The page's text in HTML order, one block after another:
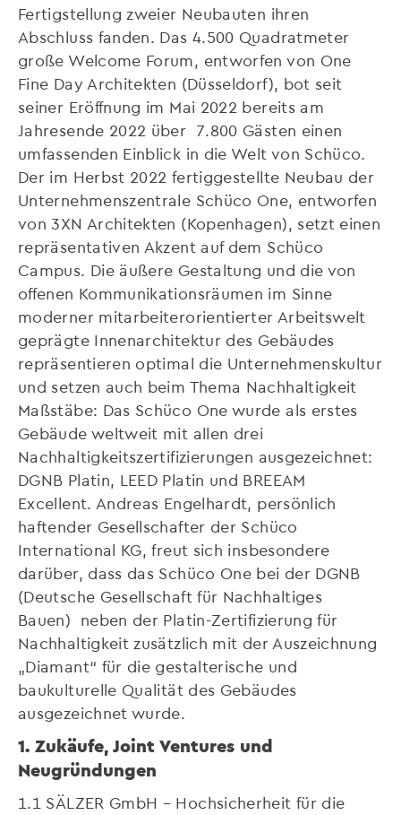
Fertigstellung zweier Neubauten ihren
Abschluss fanden. Das 4.500 Quadratmeter
große Welcome Forum, entworfen von One
Fine Day Architekten (Düsseldorf), bot seit
seiner Eröffnung im Mai 2022 bereits am
Jahresende 2022 über 7.800 Gästen einen
umfassenden Einblick in die Welt von Schüco.
Der im Herbst 2022 fertiggestellte Neubau der
Unternehmenszentrale Schüco One, entworfen
von 3XN Architekten (Kopenhagen), setzt einen
repräsentativen Akzent auf dem Schüco
Campus. Die äußere Gestaltung und die von
offenen Kommunikationsräumen im Sinne
moderner mitarbeiterorientierter Arbeitswelt
geprägte Innenarchitektur des Gebäudes
repräsentieren optimal die Unternehmenskultur
und setzen auch beim Thema Nachhaltigkeit
Maßstäbe: Das Schüco One wurde als erstes
Gebäude weltweit mit allen drei
Nachhaltigkeitszertifizierungen ausgezeichnet:
DGNB Platin, LEED Platin und BREEAM
Excellent. Andreas Engelhardt, persönlich
haftender Gesellschafter der Schüco
International KG, freut sich insbesondere
darüber, dass das Schüco One bei der DGNB
(Deutsche Gesellschaft für Nachhaltiges
Bauen) neben der Platin-Zertifizierung für
Nachhaltigkeit zusätzlich mit der Auszeichnung
„Diamant“ für die gestalterische und
baukulturelle Qualität des Gebäudes
ausgezeichnet wurde.
1. Zukäufe, Joint Ventures und
Neugründungen
1.1 SÄLZER GmbH – Hochsicherheit für die